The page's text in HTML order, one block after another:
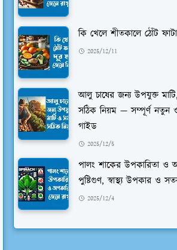
কি খেলে শীতকালে ঠোঁট
2025/12/11
আলু চাষের জন্য উপযুক্ত
সঠিক নিয়ম — সম্পূর্ণ নতুন
গাইড
2025/12/5
পালং শাকের উপকারিতা ও
পুষ্টিগুণ, স্বাস্থ্য উপকার ও
2025/12/4